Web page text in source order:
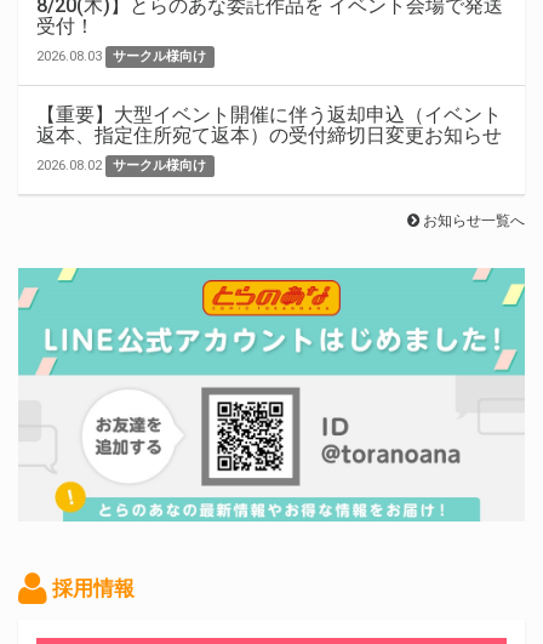
8/20(木)】とらのあな委託作品を イベント会場で発送
受付！
2026.08.03 サークル様向け
【重要】大型イベント開催に伴う返却申込（イベント
返本、指定住所宛て返本）の受付締切日変更お知らせ
2026.08.02 サークル様向け
お知らせ一覧へ
採用情報